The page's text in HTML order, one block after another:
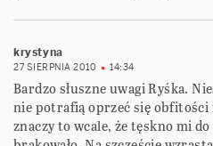
krystyna
27 SIERPNIA 2010 14:34
Bardzo słuszne uwagi Ryśka.
nie potrafią oprzeć się obfitości
znaczy to wcale, że tęskno mi